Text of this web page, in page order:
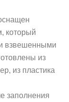
который
взвешенными
из
из пластика
заполнения